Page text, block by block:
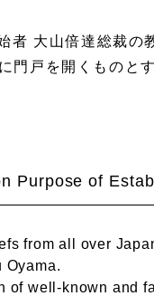
者 大山倍達総裁の
門戸を開くものとす
Purpose of
from all over
Oyama.
well-known and